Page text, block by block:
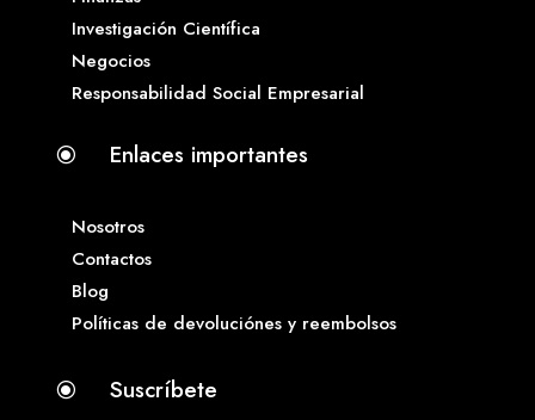
Investigación Científica
Negocios
Responsabilidad Social Empresarial
\ Enlaces importantes
Nosotros
Contactos
Blog
Políticas de devoluciónes y reembolsos
\ Suscríbete